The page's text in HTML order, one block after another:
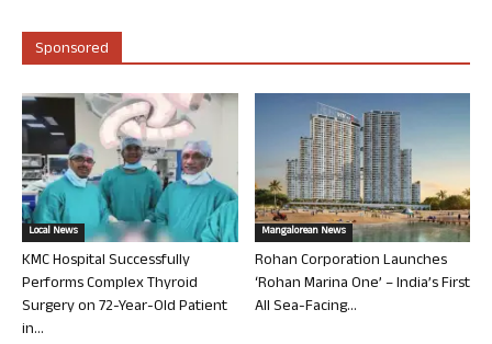
Sponsored
Local News
KMC Hospital Successfully
Performs Complex Thyroid
Surgery on 72-Year-Old Patient
in...
Mangalorean News
Rohan Corporation Launches
‘Rohan Marina One’ – India’s First
All Sea-Facing...